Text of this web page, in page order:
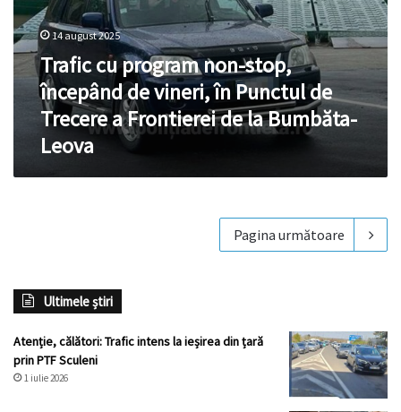
Frontierei
de
la
Bumbăta-
Leova
14 august 2025
Trafic cu program non-stop,
începând de vineri, în Punctul de
Trecere a Frontierei de la Bumbăta-
Leova
Pagina următoare
Ultimele știri
Atenție, călători: Trafic intens la ieșirea din țară
prin PTF Sculeni
1 iulie 2026